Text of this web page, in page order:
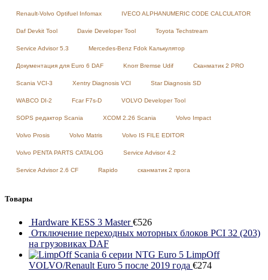
Renault-Volvo Optifuel Infomax IVECO ALPHANUMERIC CODE CALCULATOR
Daf Devkit Tool Davie Developer Tool Toyota Techstream
Service Advisor 5.3 Mercedes-Benz Fdok Калькулятор
Документация для Euro 6 DAF Knorr Bremse Udif Сканматик 2 PRO
Scania VCI-3 Xentry Diagnosis VCI Star Diagnosis SD
WABCO DI-2 Fcar F7s-D VOLVO Developer Tool
SOPS редактор Scania XCOM 2.26 Scania Volvo Impact
Volvo Prosis Volvo Matris Volvo IS FILE EDITOR
Volvo PENTA PARTS CATALOG Service Advisor 4.2
Service Advisor 2.6 CF Rapido сканматик 2 прога
Товары
Hardware KESS 3 Master €526
Отключение переходных моторных блоков PCI 32 (203)
на грузовиках DAF
LimpOff
VOLVO/Renault Euro 5 после 2019 года €274